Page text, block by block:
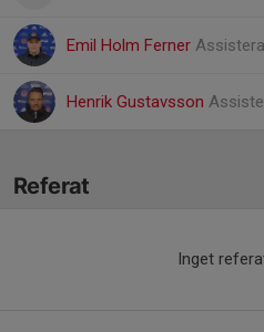
Emil Holm Ferner
Henrik Gustavsson
Referat
Inget